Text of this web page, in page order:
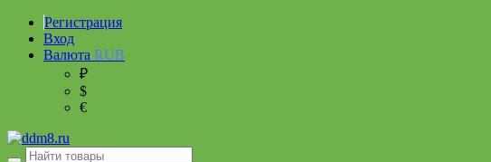
Регистрация
Вход
Валюта RUB
₽
$
€